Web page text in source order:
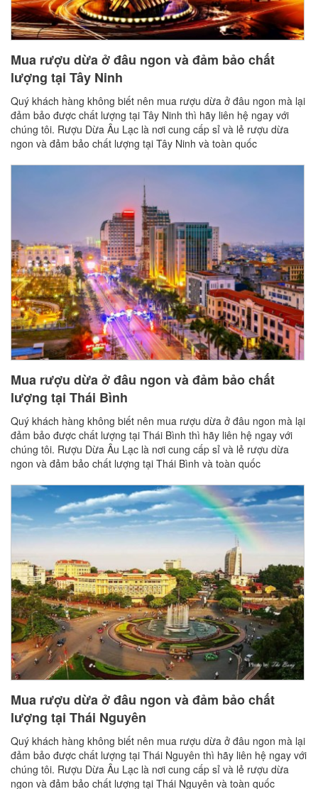
Mua rượu dừa ở đâu ngon và đảm bảo chất
lượng tại Tây Ninh
Quý khách hàng không biết nên mua rượu dừa ở đâu ngon mà lại
đảm bảo được chất lượng tại Tây Ninh thì hãy liên hệ ngay với
chúng tôi. Rượu Dừa Âu Lạc là nơi cung cấp sỉ và lẻ rượu dừa
ngon và đảm bảo chất lượng tại Tây Ninh và toàn quốc
Mua rượu dừa ở đâu ngon và đảm bảo chất
lượng tại Thái Bình
Quý khách hàng không biết nên mua rượu dừa ở đâu ngon mà lại
đảm bảo được chất lượng tại Thái Bình thì hãy liên hệ ngay với
chúng tôi. Rượu Dừa Âu Lạc là nơi cung cấp sỉ và lẻ rượu dừa
ngon và đảm bảo chất lượng tại Thái Bình và toàn quốc
Mua rượu dừa ở đâu ngon và đảm bảo chất
lượng tại Thái Nguyên
Quý khách hàng không biết nên mua rượu dừa ở đâu ngon mà lại
đảm bảo được chất lượng tại Thái Nguyên thì hãy liên hệ ngay với
chúng tôi. Rượu Dừa Âu Lạc là nơi cung cấp sỉ và lẻ rượu dừa
ngon và đảm bảo chất lượng tại Thái Nguyên và toàn quốc